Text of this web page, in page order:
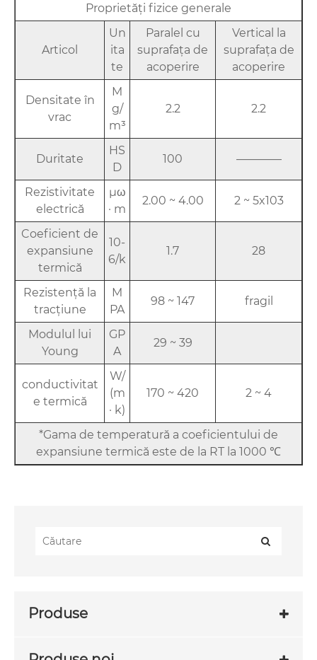
Proprietăți fizice generale
Articol
Un
ita
te
Paralel cu
suprafața de
acoperire
Vertical la
suprafața de
acoperire
Densitate în
vrac
M
g/
m³
2.2 2.2
Duritate
HS
D
100 ————
Rezistivitate
electrică
μω
· m
2.00 ~ 4.00 2 ~ 5x103
Coeficient de
expansiune
termică
10-
6/k
1.7 28
Rezistență la
tracțiune
M
PA
98 ~ 147 fragil
Modulul lui
Young
GP
A
29 ~ 39
conductivitat
e termică
W/
(m
· k)
170 ~ 420 2 ~ 4
*Gama de temperatură a coeficientului de
expansiune termică este de la RT la 1000 ℃
Produse